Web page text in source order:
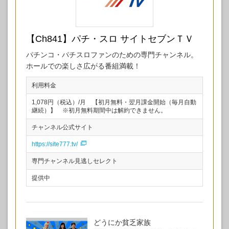
【Ch841】パチ・スロ サイトセブンＴＶ
パチンコ・パチスロファンのための専門チャンネル。
ホールでの楽しさ広がる番組満載！
利用料金
1,078円（税込）/月 【初月無料・翌月課金開始（毎月自動
継続）】 ※初月無料期間中は解約できません。
チャンネル公式サイト
https://site777.tv/
専門チャンネル見逃しセレクト
提供中
どうにか貧乏家族